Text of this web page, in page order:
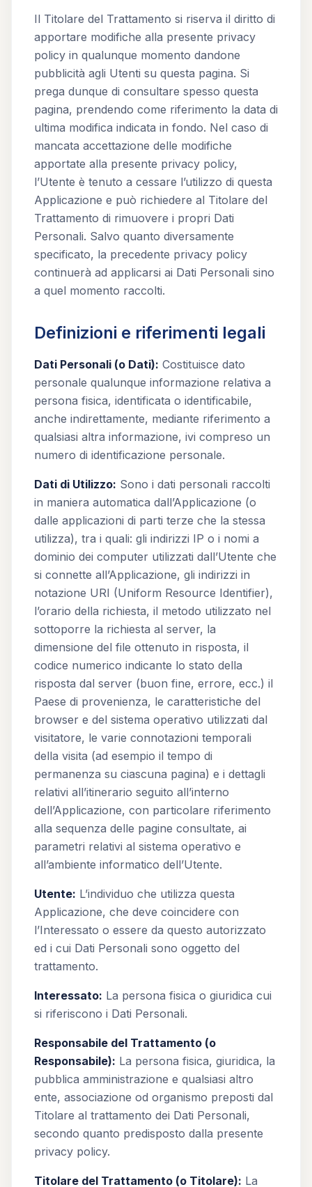
Il Titolare del Trattamento si riserva il diritto di
apportare modifiche alla presente privacy
policy in qualunque momento dandone
pubblicità agli Utenti su questa pagina. Si
prega dunque di consultare spesso questa
pagina, prendendo come riferimento la data di
ultima modifica indicata in fondo. Nel caso di
mancata accettazione delle modifiche
apportate alla presente privacy policy,
l’Utente è tenuto a cessare l’utilizzo di questa
Applicazione e può richiedere al Titolare del
Trattamento di rimuovere i propri Dati
Personali. Salvo quanto diversamente
specificato, la precedente privacy policy
continuerà ad applicarsi ai Dati Personali sino
a quel momento raccolti.
Definizioni e riferimenti legali
Dati Personali (o Dati): Costituisce dato
personale qualunque informazione relativa a
persona fisica, identificata o identificabile,
anche indirettamente, mediante riferimento a
qualsiasi altra informazione, ivi compreso un
numero di identificazione personale.
Dati di Utilizzo: Sono i dati personali raccolti
in maniera automatica dall’Applicazione (o
dalle applicazioni di parti terze che la stessa
utilizza), tra i quali: gli indirizzi IP o i nomi a
dominio dei computer utilizzati dall’Utente che
si connette all’Applicazione, gli indirizzi in
notazione URI (Uniform Resource Identifier),
l’orario della richiesta, il metodo utilizzato nel
sottoporre la richiesta al server, la
dimensione del file ottenuto in risposta, il
codice numerico indicante lo stato della
risposta dal server (buon fine, errore, ecc.) il
Paese di provenienza, le caratteristiche del
browser e del sistema operativo utilizzati dal
visitatore, le varie connotazioni temporali
della visita (ad esempio il tempo di
permanenza su ciascuna pagina) e i dettagli
relativi all’itinerario seguito all’interno
dell’Applicazione, con particolare riferimento
alla sequenza delle pagine consultate, ai
parametri relativi al sistema operativo e
all’ambiente informatico dell’Utente.
Utente: L’individuo che utilizza questa
Applicazione, che deve coincidere con
l’Interessato o essere da questo autorizzato
ed i cui Dati Personali sono oggetto del
trattamento.
Interessato: La persona fisica o giuridica cui
si riferiscono i Dati Personali.
Responsabile del Trattamento (o
Responsabile): La persona fisica, giuridica, la
pubblica amministrazione e qualsiasi altro
ente, associazione od organismo preposti dal
Titolare al trattamento dei Dati Personali,
secondo quanto predisposto dalla presente
privacy policy.
Titolare del Trattamento (o Titolare): La